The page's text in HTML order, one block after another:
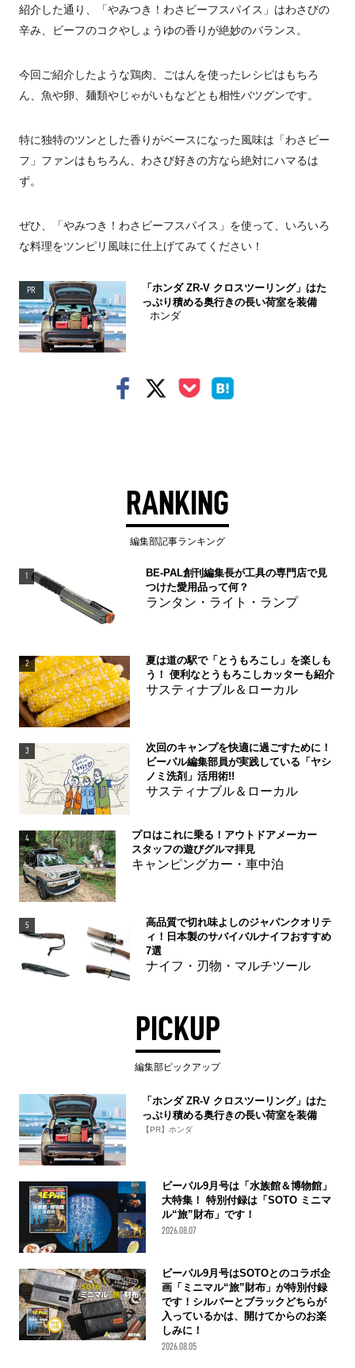
紹介した通り、「やみつき！わさビーフスパイス」はわさびの
辛み、ビーフのコクやしょうゆの香りが絶妙のバランス。
今回ご紹介したような鶏肉、ごはんを使ったレシピはもちろ
ん、魚や卵、麺類やじゃがいもなどとも相性バツグンです。
特に独特のツンとした香りがベースになった風味は「わさビー
フ」ファンはもちろん、わさび好きの方なら絶対にハマるは
ず。
ぜひ、「やみつき！わさビーフスパイス」を使って、いろいろ
な料理をツンピリ風味に仕上げてみてください！
PR
「ホンダ ZR-V クロスツーリング」はた
っぷり積める奥行きの長い荷室を装備
ホンダ
RANKING
編集部記事ランキング
1
BE-PAL創刊編集長が工具の専門店で見
つけた愛用品って何？
ランタン・ライト・ランプ
2
夏は道の駅で「とうもろこし」を楽しも
う！ 便利なとうもろこしカッターも紹介
サスティナブル＆ローカル
3
次回のキャンプを快適に過ごすために！
ビーパル編集部員が実践している「ヤシ
ノミ洗剤」活用術!!
サスティナブル＆ローカル
4
プロはこれに乗る！アウトドアメーカー
スタッフの遊びグルマ拝見
キャンピングカー・車中泊
5
高品質で切れ味よしのジャパンクオリテ
ィ！日本製のサバイバルナイフおすすめ
7選
ナイフ・刃物・マルチツール
PICKUP
編集部ピックアップ
「ホンダ ZR-V クロスツーリング」はた
っぷり積める奥行きの長い荷室を装備
【PR】ホンダ
ビーパル9月号は「水族館＆博物館」
大特集！ 特別付録は「SOTO ミニマ
ル“旅”財布」です！
2026.08.07
ビーパル9月号はSOTOとのコラボ企
画「ミニマル“旅”財布」が特別付録
です！シルバーとブラックどちらが
入っているかは、開けてからのお楽
しみに！
2026.08.05